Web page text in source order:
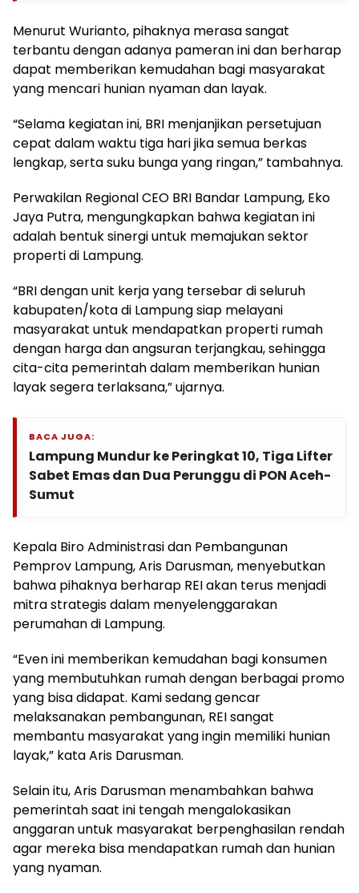
Menurut Wurianto, pihaknya merasa sangat
terbantu dengan adanya pameran ini dan berharap
dapat memberikan kemudahan bagi masyarakat
yang mencari hunian nyaman dan layak.
“Selama kegiatan ini, BRI menjanjikan persetujuan
cepat dalam waktu tiga hari jika semua berkas
lengkap, serta suku bunga yang ringan,” tambahnya.
Perwakilan Regional CEO BRI Bandar Lampung, Eko
Jaya Putra, mengungkapkan bahwa kegiatan ini
adalah bentuk sinergi untuk memajukan sektor
properti di Lampung.
“BRI dengan unit kerja yang tersebar di seluruh
kabupaten/kota di Lampung siap melayani
masyarakat untuk mendapatkan properti rumah
dengan harga dan angsuran terjangkau, sehingga
cita-cita pemerintah dalam memberikan hunian
layak segera terlaksana,” ujarnya.
BACA JUGA:
Lampung Mundur ke Peringkat 10, Tiga Lifter
Sabet Emas dan Dua Perunggu di PON Aceh-
Sumut
Kepala Biro Administrasi dan Pembangunan
Pemprov Lampung, Aris Darusman, menyebutkan
bahwa pihaknya berharap REI akan terus menjadi
mitra strategis dalam menyelenggarakan
perumahan di Lampung.
“Even ini memberikan kemudahan bagi konsumen
yang membutuhkan rumah dengan berbagai promo
yang bisa didapat. Kami sedang gencar
melaksanakan pembangunan, REI sangat
membantu masyarakat yang ingin memiliki hunian
layak,” kata Aris Darusman.
Selain itu, Aris Darusman menambahkan bahwa
pemerintah saat ini tengah mengalokasikan
anggaran untuk masyarakat berpenghasilan rendah
agar mereka bisa mendapatkan rumah dan hunian
yang nyaman.